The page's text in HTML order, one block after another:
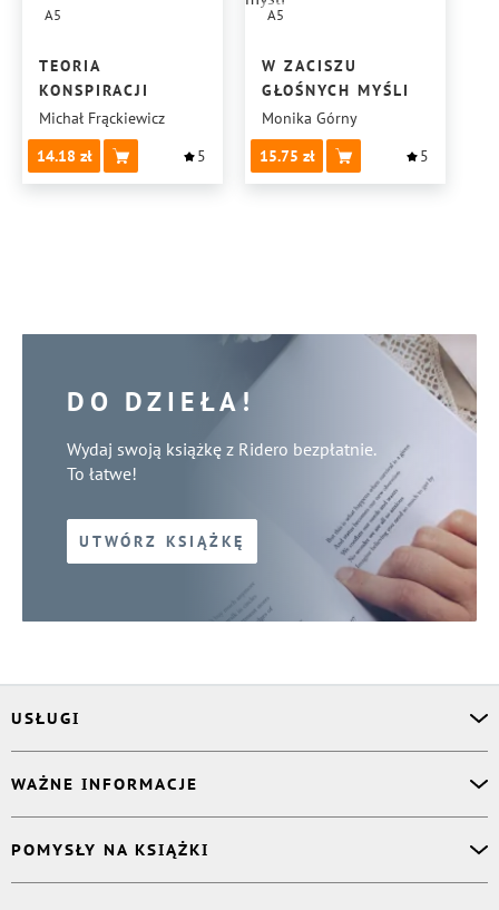
A5
TEORIA
KONSPIRACJI
Michał Frąckiewicz
14.18
5
A5
W ZACISZU
GŁOŚNYCH MYŚLI
Monika Górny
15.75
5
DO DZIEŁA!
Wydaj swoją książkę z Ridero bezpłatnie.
To łatwe!
UTWÓRZ KSIĄŻKĘ
USŁUGI
Korektor
Projektant okładki
Druk Twojej książki
Publikacja
WAŻNE INFORMACJE
Książki Ridero
Pomoc
POMYSŁY NA KSIĄŻKI